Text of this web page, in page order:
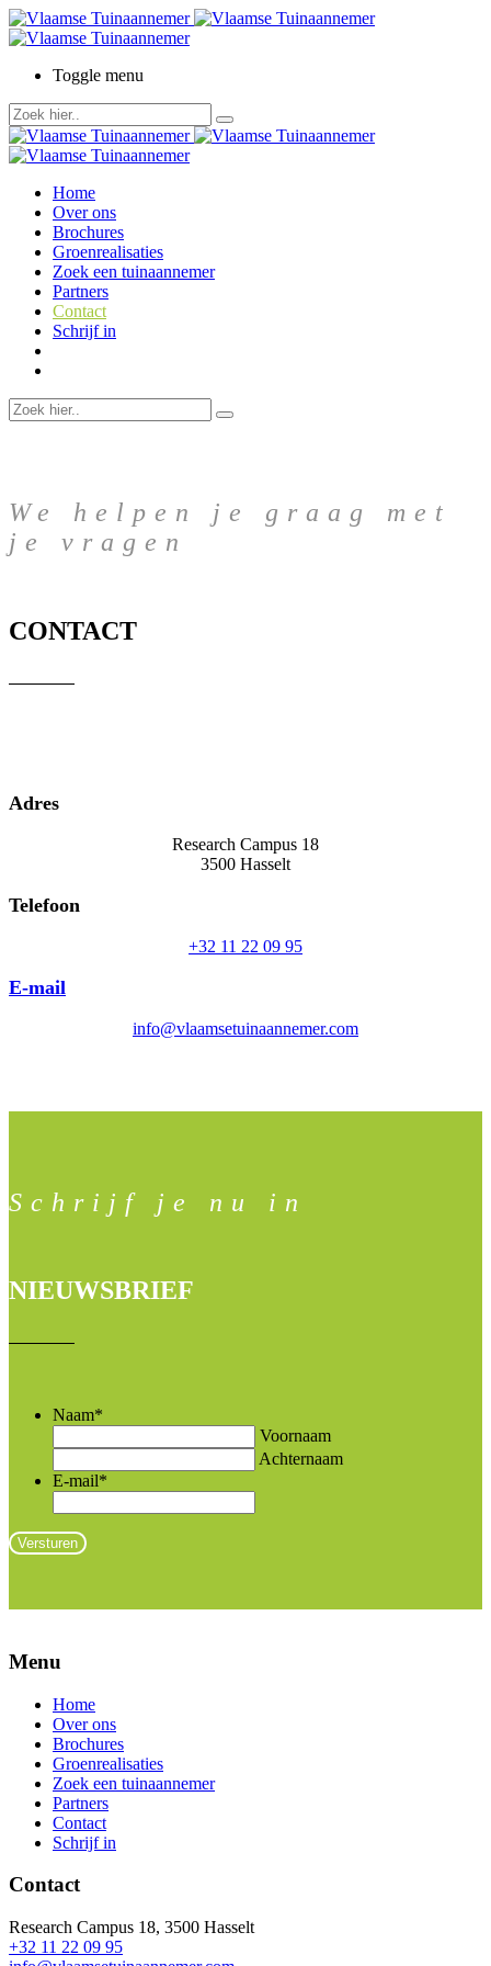
Toggle menu
Home
Over ons
Brochures
Groenrealisaties
Zoek een tuinaannemer
Partners
Contact
Schrijf in
We helpen je graag met
je vragen
CONTACT
Adres
Research Campus 18
3500 Hasselt
Telefoon
+32 11 22 09 95
E-mail
info@vlaamsetuinaannemer.com
Schrijf je nu in
NIEUWSBRIEF
Naam*
Voornaam
Achternaam
E-mail*
Menu
Home
Over ons
Brochures
Groenrealisaties
Zoek een tuinaannemer
Partners
Contact
Schrijf in
Contact
Research Campus 18, 3500 Hasselt
+32 11 22 09 95